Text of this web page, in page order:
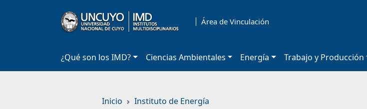
Área de Vinculación
¿Qué son los IMD? Ciencias Ambientales Energía Trabajo y Producción
Inicio Instituto de Energía